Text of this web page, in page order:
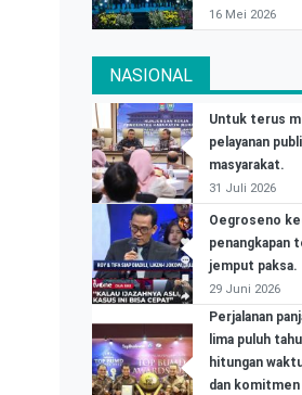
16 Mei 2026
NASIONAL
Untuk terus
pelayanan
masyarakat.
31 Juli 2026
Oegroseno
penangkapan
jemput paksa.
29 Juni 2026
Perjalanan
lima puluh
hitungan
dan komitmen